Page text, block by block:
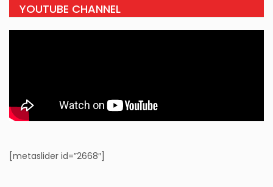
YOUTUBE CHANNEL
[metaslider id=”2668″]